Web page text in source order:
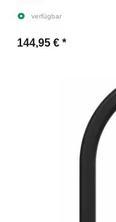
verfügbar
144,95 € *